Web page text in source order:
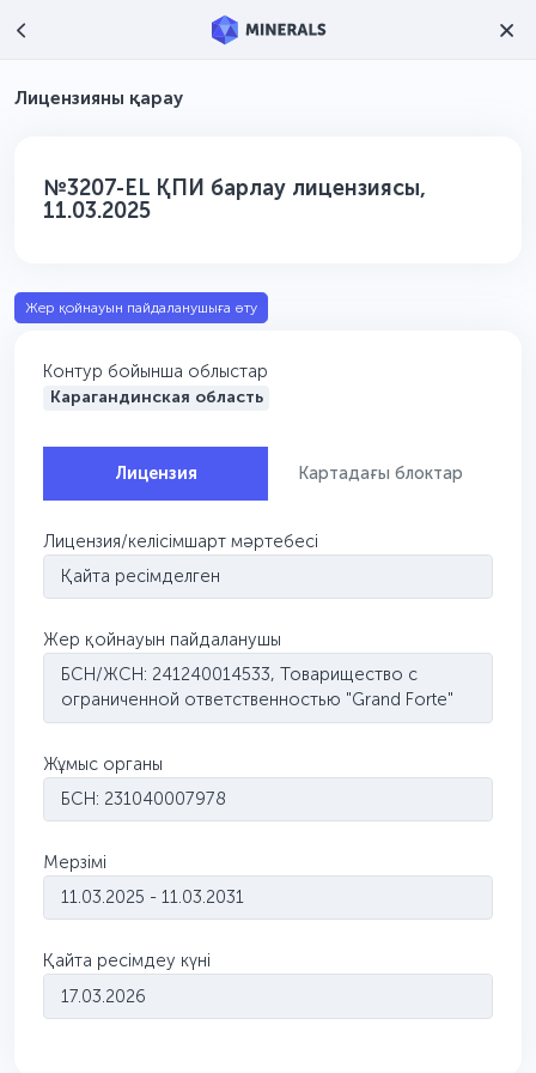
Лицензияны қарау
№3207-EL ҚПИ барлау лицензиясы,
11.03.2025
Жер қойнауын пайдаланушыға өту
Контур бойынша облыстар
Карагандинская область
Лицензия Картадағы блоктар
Лицензия/келісімшарт мәртебесі
Қайта ресімделген
Жер қойнауын пайдаланушы
БСН/ЖСН: 241240014533, Товарищество с
ограниченной ответственностью "Grand Forte"
Жұмыс органы
БСН: 231040007978
Мерзімі
11.03.2025 - 11.03.2031
Қайта ресімдеу күні
17.03.2026